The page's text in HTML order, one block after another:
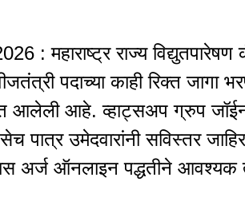
: महाराष्ट्र राज्य विद्युतपारेषण
पदाच्या काही रिक्त जागा
आलेली आहे. व्हाट्सअप ग्रुप
पात्र उमेदवारांनी सविस्तर
अर्ज ऑनलाइन पद्धतीने आवश्यक